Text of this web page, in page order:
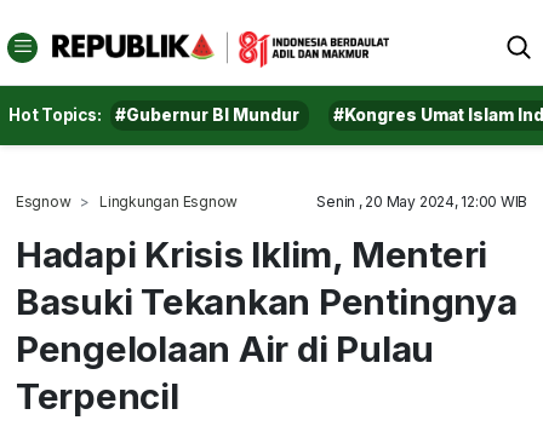
Hot Topics: #Gubernur BI Mundur #Kongres Umat Islam
Esgnow Lingkungan Esgnow Senin , 20 May 2024, 12:00 WIB
Hadapi Krisis Iklim, Menteri
Basuki Tekankan Pentingnya
Pengelolaan Air di Pulau
Terpencil